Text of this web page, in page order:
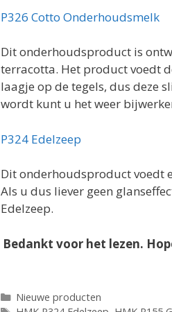
P326 Cotto Onderhoudsmelk
Dit onderhoudsproduct is
terracotta. Het product voedt
laagje op de tegels, dus deze
wordt kunt u het weer
P324 Edelzeep
Dit onderhoudsproduct voedt
Als u dus liever geen
Edelzeep.
Bedankt voor het lezen.
Categorieën
Nieuwe producten